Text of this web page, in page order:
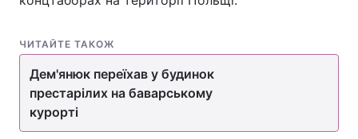
Економіка
Спорт Наука
ЧИТАЙТЕ ТАКОЖ
Дем'янюк переїхав у будинок
престарілих на баварському
курорті